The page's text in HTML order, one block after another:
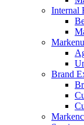
Internal
Brand